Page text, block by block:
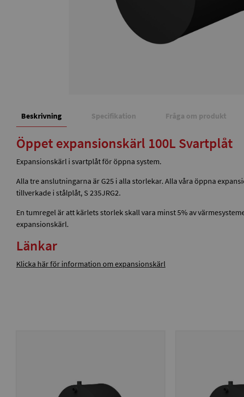
Beskrivning Specifikation Fråga om produkt
Öppet expansionskärl 100L Svartplåt
Expansionskärl i svartplåt för öppna system.
Alla tre anslutningarna är G25 i alla storlekar. Alla våra öppna
tillverkade i stålplåt, S 235JRG2.
En tumregel är att kärlets storlek skall vara minst 5% av
expansionskärl.
Länkar
Klicka här för information om expansionskärl